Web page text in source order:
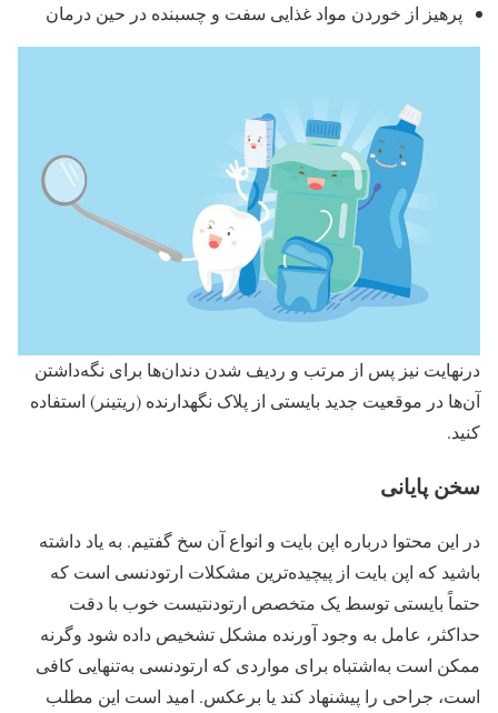
پرهیز از خوردن مواد غذایی سفت و چسبنده در حین درمان
درنهایت نیز پس از مرتب و ردیف شدن دندان‌ها برای نگه‌داشتن
آن‌ها در موقعیت جدید بایستی از پلاک نگهدارنده (ریتینر) استفاده
کنید.
سخن پایانی
در این محتوا درباره اپن بایت و انواع آن سخ گفتیم. به یاد داشته
باشید که اپن بایت از پیچیده‌ترین مشکلات ارتودنسی است که
حتماً بایستی توسط یک متخصص ارتودنتیست خوب با دقت
حداکثر، عامل به وجود آورنده مشکل تشخیص داده شود وگرنه
ممکن است به‌اشتباه برای مواردی که ارتودنسی به‌تنهایی کافی
است، جراحی را پیشنهاد کند یا برعکس. امید است این مطلب